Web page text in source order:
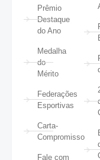
Prêmio
Destaque
do Ano
Medalha
do
Mérito
Federações
Esportivas
Carta-
Compromisso
Fale com